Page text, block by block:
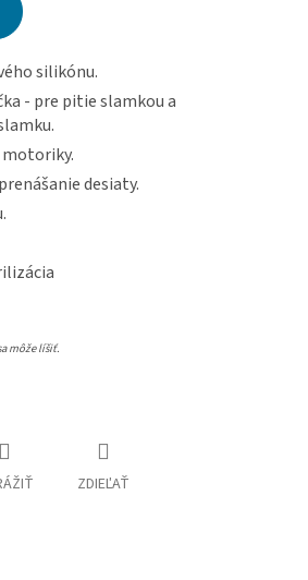
silikónu.
- pre pitie slamkou a
desiaty.
môže líšiť.
ZDIEĽAŤ